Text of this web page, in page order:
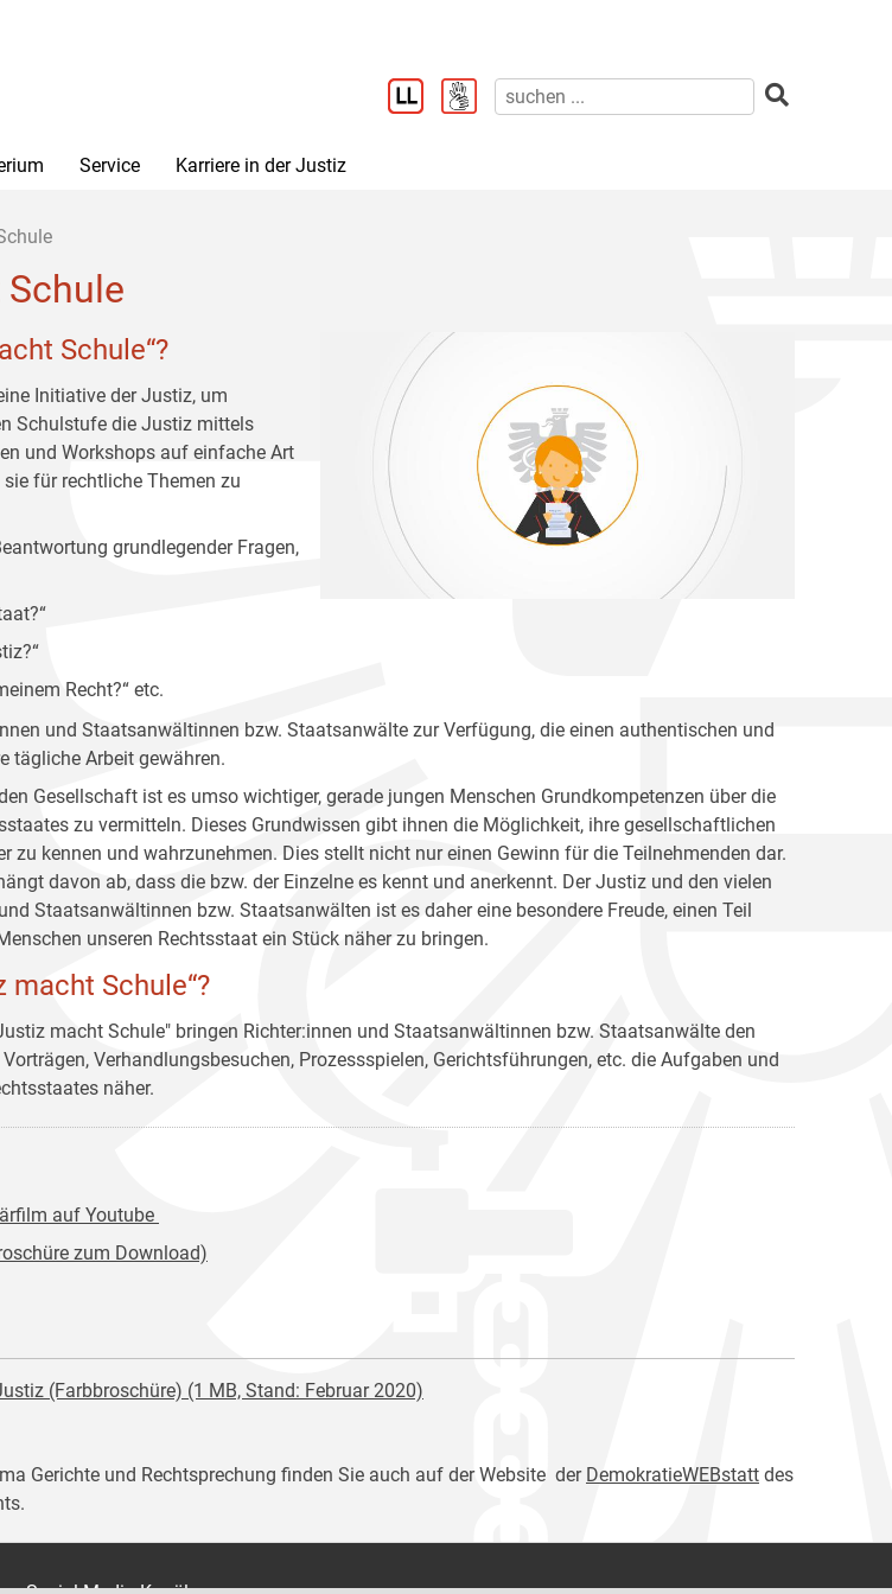
Service Karriere in der Justiz
Schule“?
Initiative der Justiz, um
Schulstufe die Justiz mittels
und Workshops auf einfache Art
für rechtliche Themen zu
grundlegender Fragen,
Recht?“ etc.
und Staatsanwältinnen bzw. Staatsanwälte zur Verfügung, die einen authentischen und
tägliche Arbeit gewähren.
Gesellschaft ist es umso wichtiger, gerade jungen Menschen Grundkompetenzen über die
zu vermitteln. Dieses Grundwissen gibt ihnen die Möglichkeit, ihre gesellschaftlichen
zu kennen und wahrzunehmen. Dies stellt nicht nur einen Gewinn für die Teilnehmenden dar.
davon ab, dass die bzw. der Einzelne es kennt und anerkennt. Der Justiz und den vielen
Staatsanwältinnen bzw. Staatsanwälten ist es daher eine besondere Freude, einen Teil
unseren Rechtsstaat ein Stück näher zu bringen.
macht Schule“?
macht Schule" bringen Richter:innen und Staatsanwältinnen bzw. Staatsanwälte den
Verhandlungsbesuchen, Prozessspielen, Gerichtsführungen, etc. die Aufgaben und
näher.
auf Youtube
zum Download)
(Farbbroschüre) (1 MB, Stand: Februar 2020)
Gerichte und Rechtsprechung finden Sie auch auf der Website der DemokratieWEBstatt des